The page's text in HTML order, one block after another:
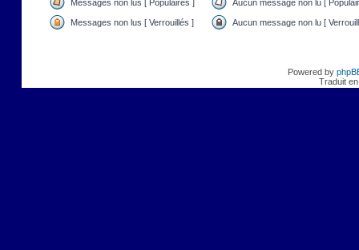
Messages non lus [ Populaires ] Aucun message non lu [
Messages non lus [ Verrouillés ] Aucun message non lu [
Powered by
Traduit